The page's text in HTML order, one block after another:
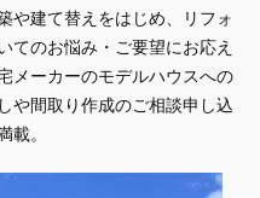
や建て替えをはじめ、リフォ
てのお悩み・ご要望にお応え
メーカーのモデルハウスへの
や間取り作成のご相談申し込
載。